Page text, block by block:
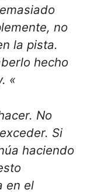
no
la pista.
hecho
«
No
. Si
haciendo
en el